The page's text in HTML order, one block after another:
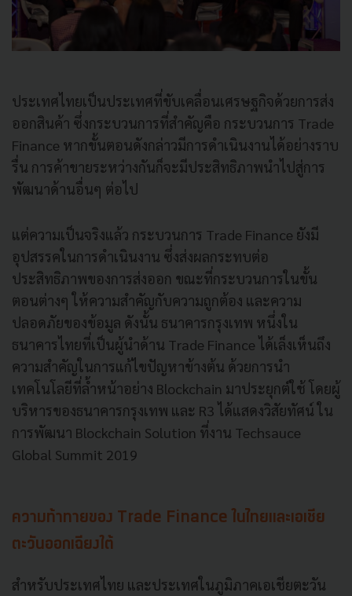
ประเทศไทยเป็นประเทศที่ขับเคลื่อนเศรษฐกิจด้วยการส่ง
ออกสินค้า ซึ่งกระบวนการที่สำคัญคือ กระบวนการ Trade
Finance หากขั้นตอนดังกล่าวมีการดำเนินงานได้อย่างราบ
รื่น การค้าขายระหว่างกันก็จะมีประสิทธิภาพนำไปสู่การ
พัฒนาด้านอื่นๆ ต่อไป
แต่ความเป็นจริงแล้ว กระบวนการ Trade Finance ยังมี
อุปสรรคในการดำเนินงาน ซึ่งส่งผลกระทบต่อ
ประสิทธิภาพของการส่งออก ขณะที่กระบวนการในขั้น
ตอนต่างๆ ให้ความสำคัญกับความถูกต้อง และความ
ปลอดภัยของข้อมูล ดังนั้น ธนาคารกรุงเทพ หนึ่งใน
ธนาคารไทยที่เป็นผู้นำด้าน Trade Finance ได้เล็งเห็นถึง
ความสำคัญในการแก้ไขปัญหาข้างต้น ด้วยการนำ
เทคโนโลยีที่ล้ำหน้าอย่าง Blockchain มาประยุกต์ใช้ โดยผู้
บริหารของธนาคารกรุงเทพ และ R3 ได้แสดงวิสัยทัศน์ ใน
การพัฒนา Blockchain Solution ที่งาน Techsauce
Global Summit 2019
ความท้าทายของ Trade Finance ในไทยและเอเชีย
ตะวันออกเฉียงใต้
สำหรับประเทศไทย และประเทศในภูมิภาคเอเชียตะวัน